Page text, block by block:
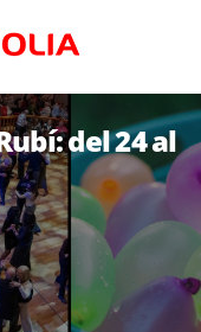
del 24 al